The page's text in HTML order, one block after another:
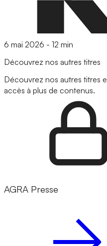
6 mai 2026 - 12 min
Découvrez nos autres titres
Découvrez nos autres titres
accès à plus de contenus.
AGRA Presse